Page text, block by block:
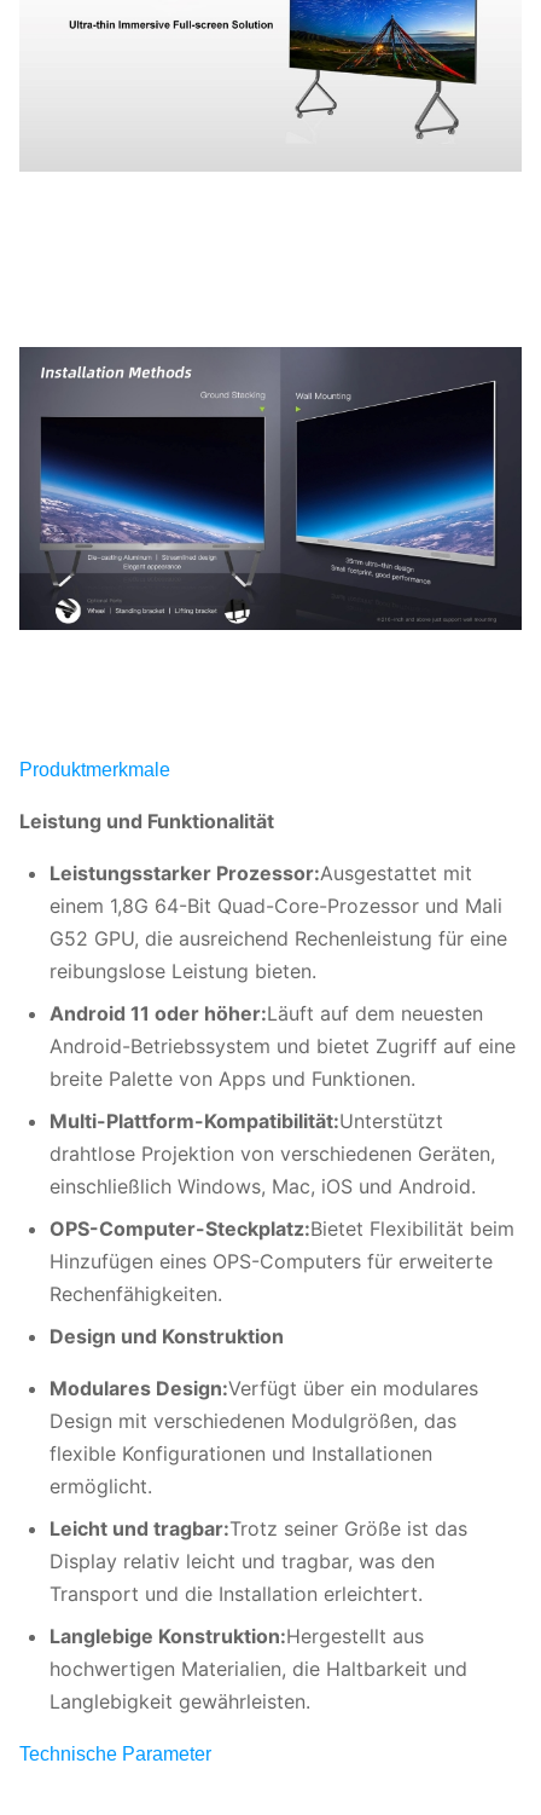
Produktmerkmale
Leistung und Funktionalität
Leistungsstarker Prozessor:Ausgestattet mit
einem 1,8G 64-Bit Quad-Core-Prozessor und Mali
G52 GPU, die ausreichend Rechenleistung für eine
reibungslose Leistung bieten.
Android 11 oder höher:Läuft auf dem neuesten
Android-Betriebssystem und bietet Zugriff auf eine
breite Palette von Apps und Funktionen.
Multi-Plattform-Kompatibilität:Unterstützt
drahtlose Projektion von verschiedenen Geräten,
einschließlich Windows, Mac, iOS und Android.
OPS-Computer-Steckplatz:Bietet Flexibilität beim
Hinzufügen eines OPS-Computers für erweiterte
Rechenfähigkeiten.
Design und Konstruktion
Modulares Design:Verfügt über ein modulares
Design mit verschiedenen Modulgrößen, das
flexible Konfigurationen und Installationen
ermöglicht.
Leicht und tragbar:Trotz seiner Größe ist das
Display relativ leicht und tragbar, was den
Transport und die Installation erleichtert.
Langlebige Konstruktion:Hergestellt aus
hochwertigen Materialien, die Haltbarkeit und
Langlebigkeit gewährleisten.
Technische Parameter